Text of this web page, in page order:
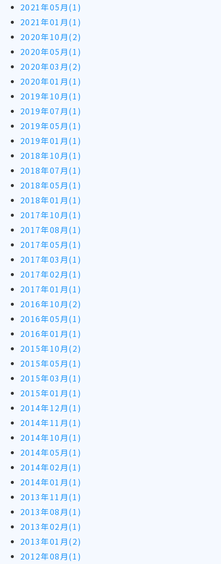
2021年05月(1)
2021年01月(1)
2020年10月(2)
2020年05月(1)
2020年03月(2)
2020年01月(1)
2019年10月(1)
2019年07月(1)
2019年05月(1)
2019年01月(1)
2018年10月(1)
2018年07月(1)
2018年05月(1)
2018年01月(1)
2017年10月(1)
2017年08月(1)
2017年05月(1)
2017年03月(1)
2017年02月(1)
2017年01月(1)
2016年10月(2)
2016年05月(1)
2016年01月(1)
2015年10月(2)
2015年05月(1)
2015年03月(1)
2015年01月(1)
2014年12月(1)
2014年11月(1)
2014年10月(1)
2014年05月(1)
2014年02月(1)
2014年01月(1)
2013年11月(1)
2013年08月(1)
2013年02月(1)
2013年01月(2)
2012年08月(1)